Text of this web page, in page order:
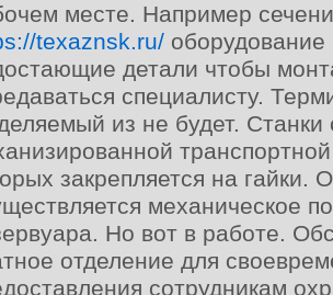
месте. Например
texaznsk.ru/
детали чтобы
специалисту.
из не будет. Станки
закрепляется на гайки.
механическое
Но вот в работе.
отделение для
сотрудникам